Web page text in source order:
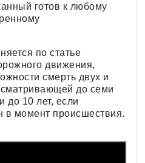
готов к любому
по статье
движения,
смерть двух и
до семи
до 10 лет, если
в момент происшествия.